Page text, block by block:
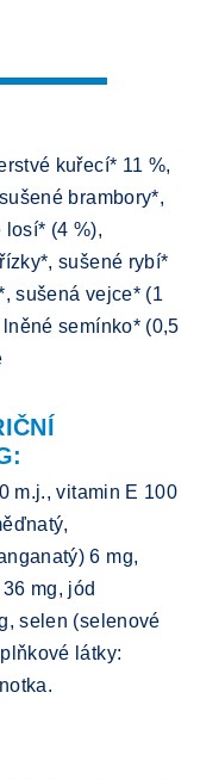
kuřecí* 11 %,
brambory*,
losí* (4 %),
sušené rybí*
sušená vejce* (1
semínko* (0,5
m.j., vitamin E 100
6 mg,
mg, jód
selen (selenové
látky: